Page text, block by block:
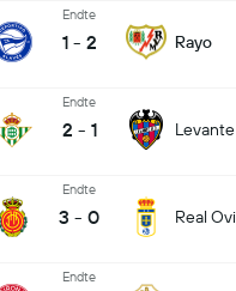
Endte
1 - 2 Rayo
Endte
2 - 1 Levante
Endte
3 - 0 Real
Endte